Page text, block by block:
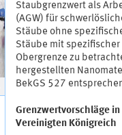
Staubgrenzwert als
(AGW) für
Stäube ohne
Stäube mit spezifischer
Obergrenze zu
hergestellten
BekGS 527
Grenzwertvorschläge in
Vereinigten Königreich